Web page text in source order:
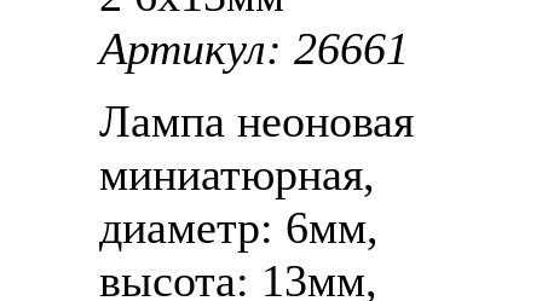
Артикул: 26661
Лампа неоновая
миниатюрная,
диаметр: 6мм,
высота: 13мм,